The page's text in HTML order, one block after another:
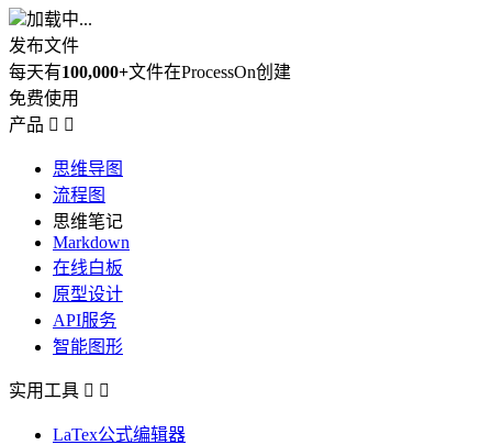
加载中...
发布文件
每天有100,000+文件在ProcessOn创建
免费使用
产品  
思维导图
流程图
思维笔记
Markdown
在线白板
原型设计
API服务
智能图形
实用工具  
LaTex公式编辑器